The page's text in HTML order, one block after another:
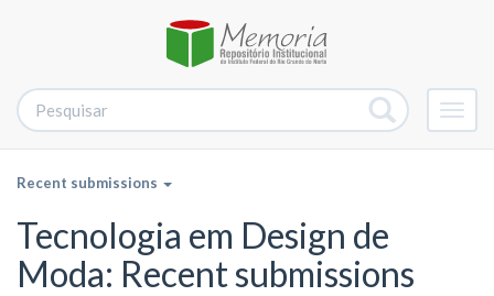
Recent submissions
Tecnologia em Design de
Moda: Recent submissions